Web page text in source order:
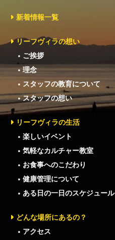
新着情報一覧
リーフヴィラの想い
ご挨拶
理念
スタッフの教育について
スタッフの想い
リーフヴィラの生活
楽しいイベント
気軽なカルチャー教室
お食事へのこだわり
健康管理について
ある日の一日のスケジュール
どんな場所にあるの？
アクセス